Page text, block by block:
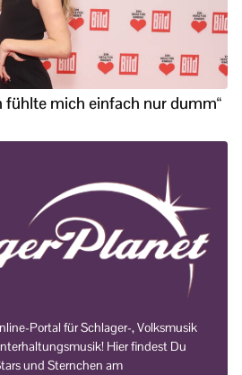
fühlte mich einfach nur dumm“
Portal für Schlager-, Volksmusik
Hier findest Du
und Sternchen am